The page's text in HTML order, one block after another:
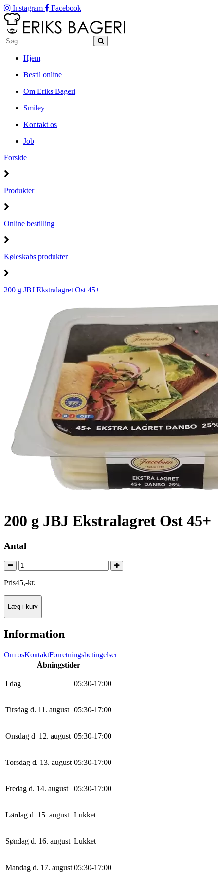
Instagram Facebook
Hjem
Bestil online
Om Eriks Bageri
Smiley
Kontakt os
Job
Forside
Produkter
Online bestilling
Køleskabs produkter
200 g JBJ Ekstralagret Ost 45+
200 g JBJ Ekstralagret Ost 45+
Antal
Pris45,-kr.
Læg i kurv
Information
Om osKontaktForretningsbetingelser
Åbningstider
I dag 05:30-17:00
Tirsdag d. 11. august 05:30-17:00
Onsdag d. 12. august 05:30-17:00
Torsdag d. 13. august 05:30-17:00
Fredag d. 14. august 05:30-17:00
Lørdag d. 15. august Lukket
Søndag d. 16. august Lukket
Mandag d. 17. august 05:30-17:00